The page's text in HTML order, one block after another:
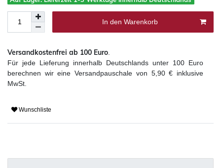
In den Warenkorb
Versandkostenfrei ab 100 Euro
Für jede Lieferung innerhalb Deutschlands unter 100 Euro
berechnen wir eine Versandpauschale von 5,90 € inklusive
MwSt.
Wunschliste